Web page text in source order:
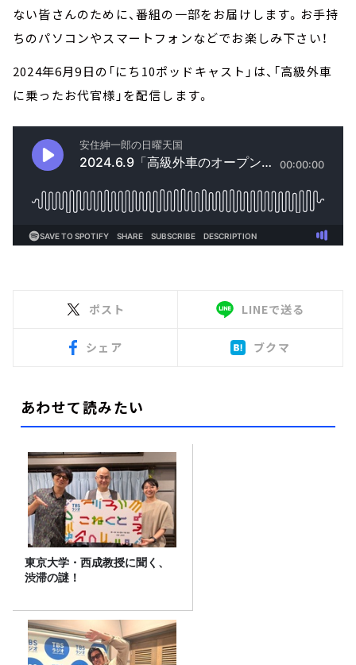
ない皆さんのために、番組の一部をお届けします。お手持
ちのパソコンやスマートフォンなどでお楽しみ下さい！
2024年6月9日の「にち10ポッドキャスト」は、「高級外車
に乗ったお代官様」を配信します。
ポスト LINEで送る
シェア ブクマ
あわせて読みたい
東京大学・西成教授に聞く、
渋滞の謎！